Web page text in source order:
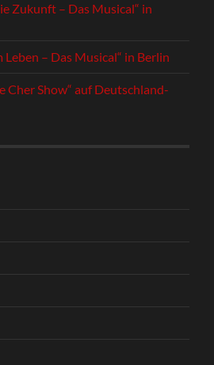
Zukunft – Das Musical“ in
– Das Musical“ in Berlin
Cher Show“ auf Deutschland-